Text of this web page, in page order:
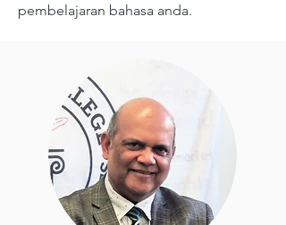
pembelajaran bahasa anda.